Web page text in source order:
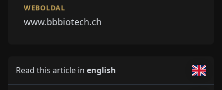
WEBOLDAL
www.bbbiotech.ch
Read this article in english